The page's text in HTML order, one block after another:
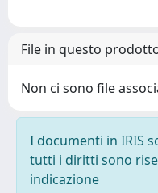
File in questo
Non ci sono file
I documenti in IRIS
tutti i diritti sono
indicazione